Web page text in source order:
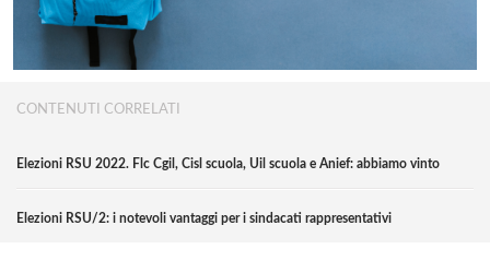
CONTENUTI CORRELATI
Elezioni RSU 2022. Flc Cgil, Cisl scuola, Uil scuola e Anief: abbiamo vinto
Elezioni RSU/2: i notevoli vantaggi per i sindacati rappresentativi